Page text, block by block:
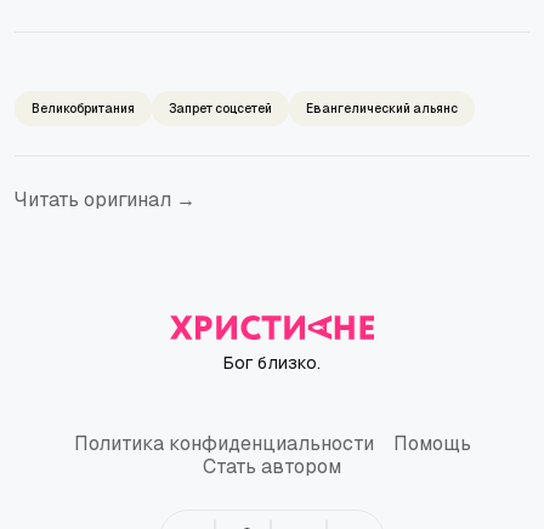
Великобритания Запрет соцсетей Евангелический альянс
Читать оригинал →
Бог близко.
Политика конфиденциальности
Политика конфиденциальности
Помощь
Стать автором